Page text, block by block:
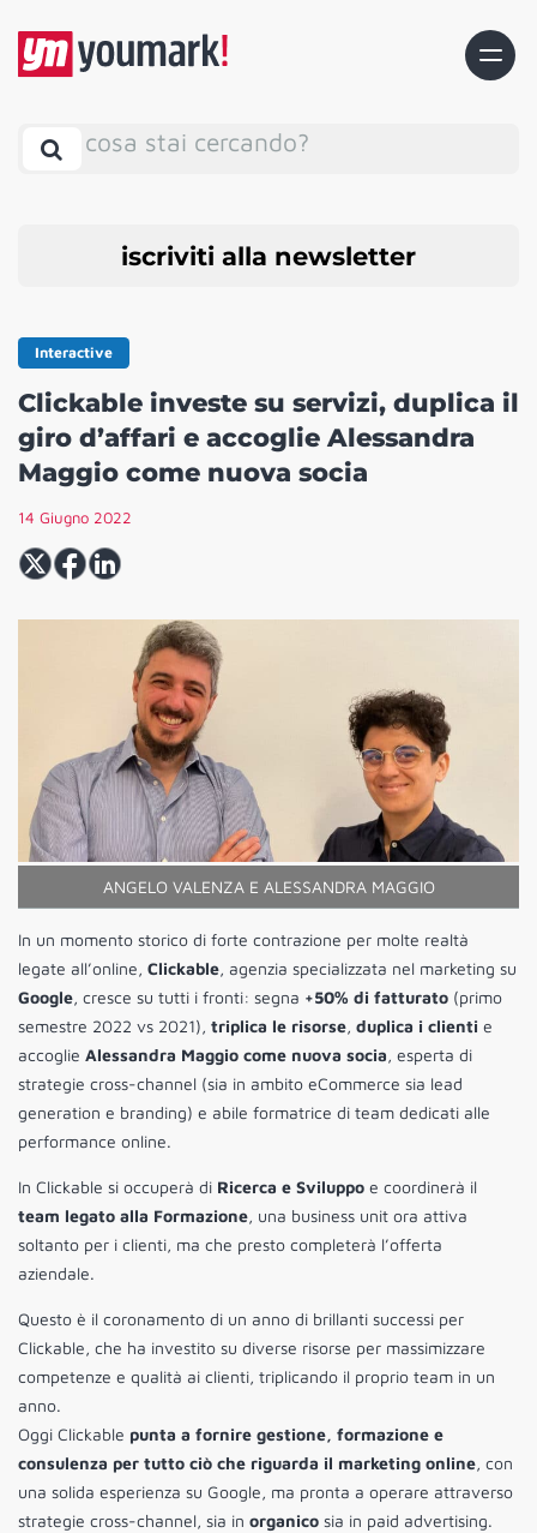
cosa stai cercando?
iscriviti alla newsletter
Interactive
Clickable investe su servizi, duplica il
giro d’affari e accoglie Alessandra
Maggio come nuova socia
14 Giugno 2022
ANGELO VALENZA E ALESSANDRA MAGGIO
In un momento storico di forte contrazione per molte realtà
legate all’online, Clickable, agenzia specializzata nel marketing su
Google, cresce su tutti i fronti: segna +50% di fatturato (primo
semestre 2022 vs 2021), triplica le risorse, duplica i clienti e
accoglie Alessandra Maggio come nuova socia, esperta di
strategie cross-channel (sia in ambito eCommerce sia lead
generation e branding) e abile formatrice di team dedicati alle
performance online.
In Clickable si occuperà di Ricerca e Sviluppo e coordinerà il
team legato alla Formazione, una business unit ora attiva
soltanto per i clienti, ma che presto completerà l’offerta
aziendale.
Questo è il coronamento di un anno di brillanti successi per
Clickable, che ha investito su diverse risorse per massimizzare
competenze e qualità ai clienti, triplicando il proprio team in un
anno.
Oggi Clickable punta a fornire gestione, formazione e
consulenza per tutto ciò che riguarda il marketing online, con
una solida esperienza su Google, ma pronta a operare attraverso
strategie cross-channel, sia in organico sia in paid advertising.